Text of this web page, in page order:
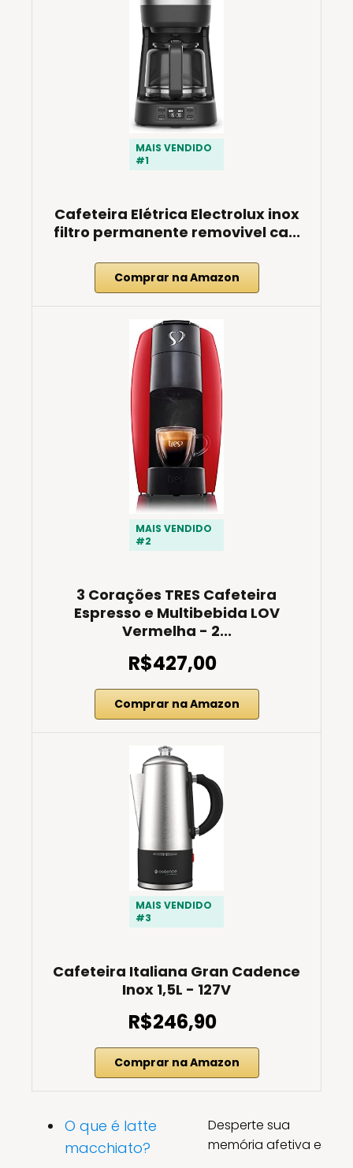
MAIS VENDIDO
#1
Cafeteira Elétrica Electrolux inox
filtro permanente removivel ca...
Comprar na Amazon
MAIS VENDIDO
#2
3 Corações TRES Cafeteira
Espresso e Multibebida LOV
Vermelha - 2...
R$427,00
Comprar na Amazon
MAIS VENDIDO
#3
Cafeteira Italiana Gran Cadence
Inox 1,5L - 127V
R$246,90
Comprar na Amazon
O que é latte
macchiato?
Desperte sua
memória afetiva e